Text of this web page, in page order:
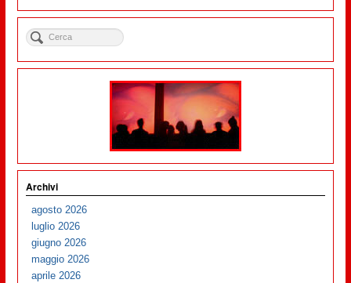
Archivi
agosto 2026
luglio 2026
giugno 2026
maggio 2026
aprile 2026